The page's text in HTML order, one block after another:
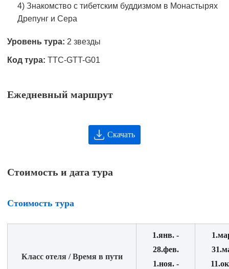
4) Знакомство с тибетским буддизмом в Монастырях
Дрепунг и Сера
Уровень тура: 2 звезды
Код тура: TTC-GTT-G01
Ежедневный маршрут
Скачать
Стоимость и дата тура
Стоимость тура
Класс отеля / Время в пути
1.янв. -
28.фев.
1.ноя. -